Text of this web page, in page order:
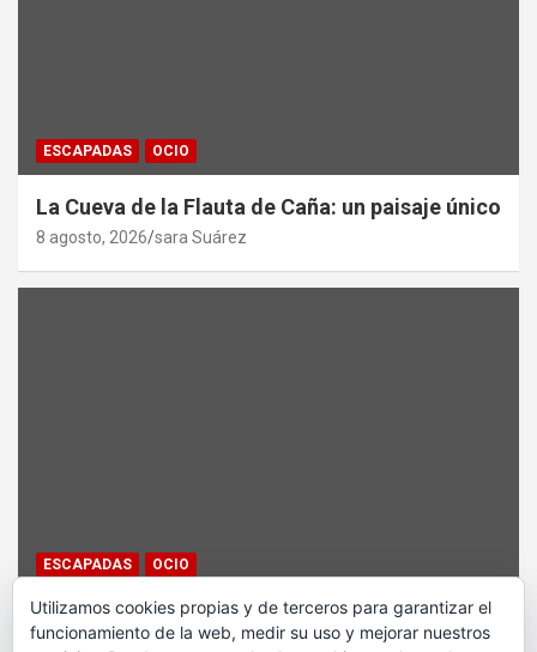
ESCAPADAS OCIO
La Cueva de la Flauta de Caña: un paisaje único
8 agosto, 2026 sara Suárez
ESCAPADAS OCIO
Iguazú: donde el agua es un puro y constante
Utilizamos cookies propias y de terceros para garantizar el
funcionamiento de la web, medir su uso y mejorar nuestros